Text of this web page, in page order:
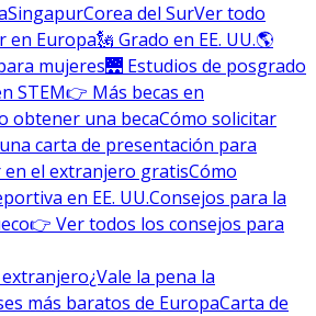
SingapurCorea del SurVer todo
en Europa🗽 Grado en EE. UU.🌎
mujeres🌉 Estudios de posgrado
STEM👉 Más becas en
obtener una becaCómo solicitar
carta de presentación para
en el extranjero gratisCómo
en EE. UU.Consejos para la
👉 Ver todos los consejos para
¿Vale la pena la
más baratos de EuropaCarta de